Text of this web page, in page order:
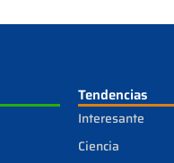
Tendencias
Interesante
Ciencia